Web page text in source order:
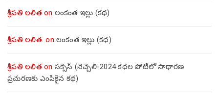
శ్రీపతి లలిత on లంకంత ఇల్లు (కథ)
శ్రీపతి లలిత. on లంకంత ఇల్లు (కథ)
శ్రీపతి లలిత on సక్సెస్ (నెచ్చెలి-2024 కథల పోటీలో సాధారణ
ప్రచురణకు ఎంపికైన కథ)